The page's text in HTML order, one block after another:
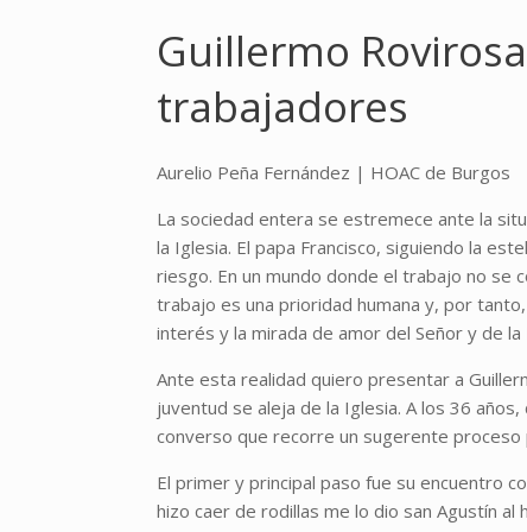
Guillermo
trabajadores
Aurelio Peña Fernández | HOAC de Burgos
La sociedad entera se estremece ante la
la Iglesia. El papa Francisco, siguiendo la
riesgo. En un mundo donde el trabajo no se
trabajo es una prioridad humana y, por
interés y la mirada de amor del Señor y de
Ante esta realidad quiero presentar a
juventud se aleja de la Iglesia. A los 36
converso que recorre un sugerente proceso
El primer y principal paso fue su encuentro
hizo caer de rodillas me lo dio san Agustín al